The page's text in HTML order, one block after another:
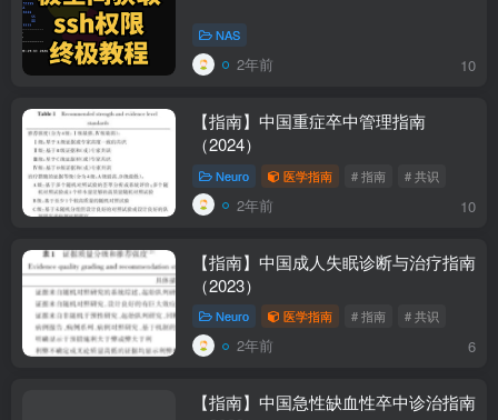
NAS
2年前 10
【指南】中国重症卒中管理指南
（2024）
Neuro 医学指南 # 指南 # 共识
2年前 10
【指南】中国成人失眠诊断与治疗指南
（2023）
Neuro 医学指南 # 指南 # 共识
2年前 6
【指南】中国急性缺血性卒中诊治指南